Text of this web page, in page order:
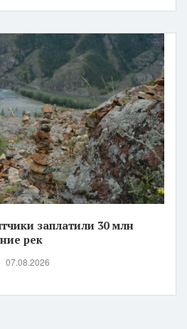
заплатили 30 млн
рек
07.08.2026